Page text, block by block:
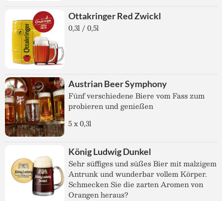
Ottakringer Red Zwickl
0,3l / 0,5l
Austrian Beer Symphony
Fünf verschiedene Biere vom Fass zum
probieren und genießen
5 x 0,3l
König Ludwig Dunkel
Sehr süffiges und süßes Bier mit malzigem
Antrunk und wunderbar vollem Körper.
Schmecken Sie die zarten Aromen von
Orangen heraus?